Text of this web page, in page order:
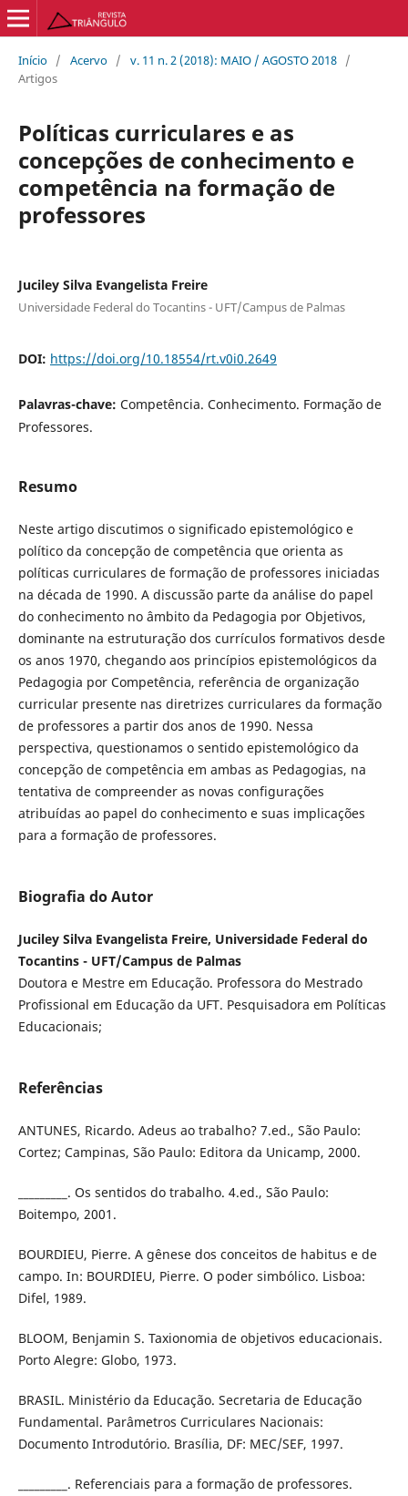
Início / Acervo / v. 11 n. 2 (2018): MAIO / AGOSTO 2018 /
Artigos
Políticas curriculares e as
concepções de conhecimento e
competência na formação de
professores
Juciley Silva Evangelista Freire
Universidade Federal do Tocantins - UFT/Campus de Palmas
DOI: https://doi.org/10.18554/rt.v0i0.2649
Palavras-chave: Competência. Conhecimento. Formação de
Professores.
Resumo
Neste artigo discutimos o significado epistemológico e
político da concepção de competência que orienta as
políticas curriculares de formação de professores iniciadas
na década de 1990. A discussão parte da análise do papel
do conhecimento no âmbito da Pedagogia por Objetivos,
dominante na estruturação dos currículos formativos desde
os anos 1970, chegando aos princípios epistemológicos da
Pedagogia por Competência, referência de organização
curricular presente nas diretrizes curriculares da formação
de professores a partir dos anos de 1990. Nessa
perspectiva, questionamos o sentido epistemológico da
concepção de competência em ambas as Pedagogias, na
tentativa de compreender as novas configurações
atribuídas ao papel do conhecimento e suas implicações
para a formação de professores.
Biografia do Autor
Juciley Silva Evangelista Freire, Universidade Federal do
Tocantins - UFT/Campus de Palmas
Doutora e Mestre em Educação. Professora do Mestrado
Profissional em Educação da UFT. Pesquisadora em Políticas
Educacionais;
Referências
ANTUNES, Ricardo. Adeus ao trabalho? 7.ed., São Paulo:
Cortez; Campinas, São Paulo: Editora da Unicamp, 2000.
_________. Os sentidos do trabalho. 4.ed., São Paulo:
Boitempo, 2001.
BOURDIEU, Pierre. A gênese dos conceitos de habitus e de
campo. In: BOURDIEU, Pierre. O poder simbólico. Lisboa:
Difel, 1989.
BLOOM, Benjamin S. Taxionomia de objetivos educacionais.
Porto Alegre: Globo, 1973.
BRASIL. Ministério da Educação. Secretaria de Educação
Fundamental. Parâmetros Curriculares Nacionais:
Documento Introdutório. Brasília, DF: MEC/SEF, 1997.
_________. Referenciais para a formação de professores.